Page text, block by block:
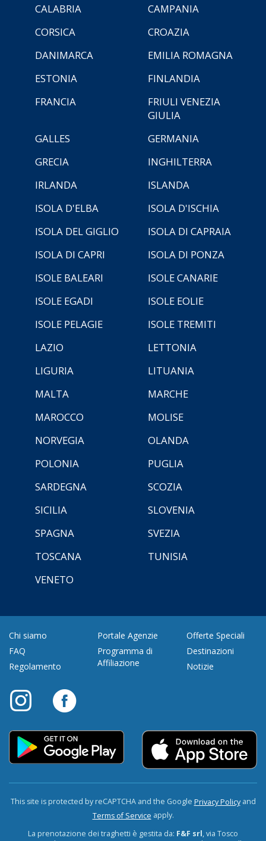
CALABRIA
CAMPANIA
CORSICA
CROAZIA
DANIMARCA
EMILIA ROMAGNA
ESTONIA
FINLANDIA
FRANCIA
FRIULI VENEZIA
GIULIA
GALLES
GERMANIA
GRECIA
INGHILTERRA
IRLANDA
ISLANDA
ISOLA D'ELBA
ISOLA D'ISCHIA
ISOLA DEL GIGLIO
ISOLA DI CAPRAIA
ISOLA DI CAPRI
ISOLA DI PONZA
ISOLE BALEARI
ISOLE CANARIE
ISOLE EGADI
ISOLE EOLIE
ISOLE PELAGIE
ISOLE TREMITI
LAZIO
LETTONIA
LIGURIA
LITUANIA
MALTA
MARCHE
MAROCCO
MOLISE
NORVEGIA
OLANDA
POLONIA
PUGLIA
SARDEGNA
SCOZIA
SICILIA
SLOVENIA
SPAGNA
SVEZIA
TOSCANA
TUNISIA
VENETO
Chi siamo
FAQ
Regolamento
Portale Agenzie
Programma di
Affiliazione
Offerte Speciali
Destinazioni
Notizie
This site is protected by reCAPTCHA and the Google Privacy Policyand
Terms of Service apply.
La prenotazione dei traghetti è gestita da: F&F srl, via Tosco